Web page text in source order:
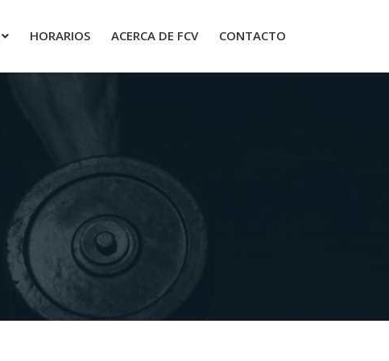
HORARIOS ACERCA DE FCV CONTACTO